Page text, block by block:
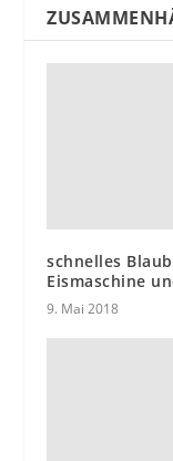
schnelles
Eismaschine
9. Mai 2018